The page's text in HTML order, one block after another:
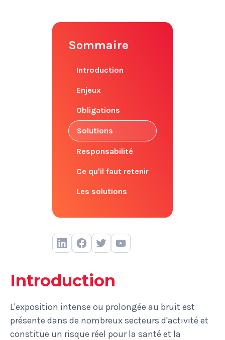
Sommaire
Introduction
Enjeux
Obligations
Solutions
Responsabilité
Ce qu'il faut retenir
Les solutions
Introduction
L'exposition intense ou prolongée au bruit est
présente dans de nombreux secteurs d'activité et
constitue un risque réel pour la santé et la